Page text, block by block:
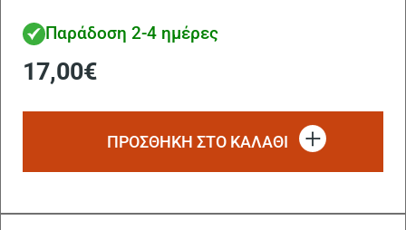
Παράδοση 2-4 ημέρες
17,00€
ΠΡΟΣΘΗΚΗ ΣΤΟ ΚΑΛΑΘΙ